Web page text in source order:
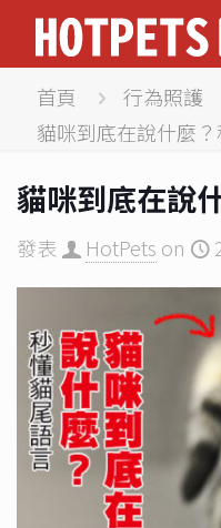
首頁
行為照護
貓咪到底在說什麼
貓咪到底在說
發表 HotPets on